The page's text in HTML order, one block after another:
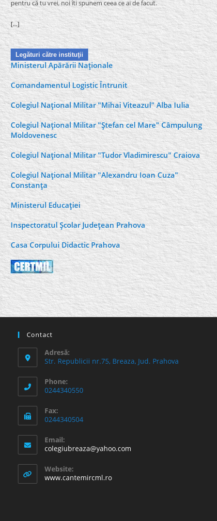
pentru că tu vrei, noi îti spunem ceea ce ai de facut.
[…]
Legături către instituţii
Ministerul Apărării Naţionale
Comandamentul Logistic Întrunit
Colegiul Naţional Militar "Mihai Viteazul" Alba Iulia
Colegiul Naţional Militar "Ştefan cel Mare" Câmpulung
Moldovenesc
Colegiul Naţional Militar "Tudor Vladimirescu" Craiova
Colegiul Naţional Militar "Alexandru Ioan Cuza"
Constanţa
Ministerul Educaţiei
Inspectoratul Şcolar Judeţean Prahova
Casa Corpului Didactic Prahova
Contact
Adresă:
Str. Republicii nr.75, Breaza, Jud. Prahova
Phone:
0244340550
Fax:
0244340504
Email:
colegiubreaza@yahoo.com
Website:
www.cantemircml.ro